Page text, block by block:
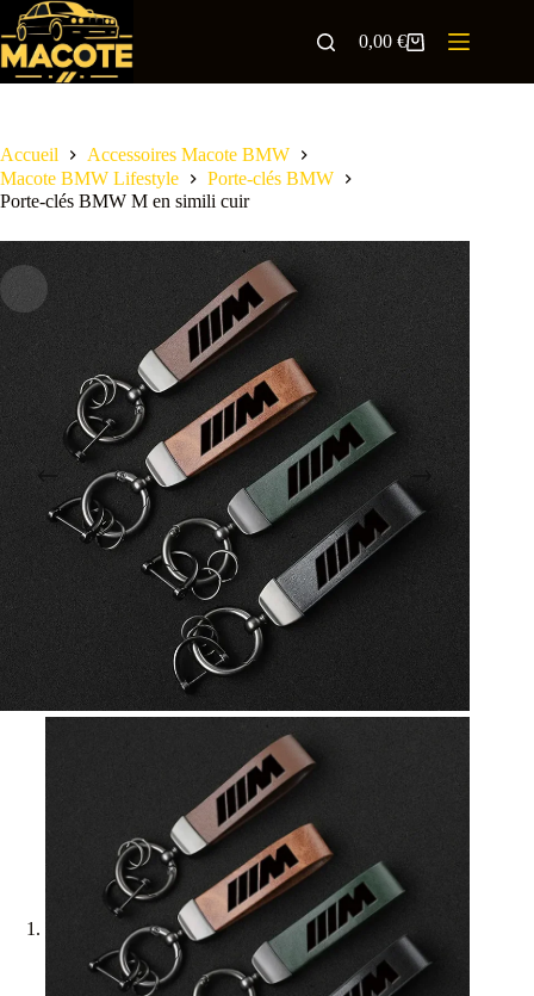
0,00€
Accueil
Accessoires Macote BMW
Macote BMW Lifestyle
Porte-clés BMW
Porte-clés BMW M en simili cuir